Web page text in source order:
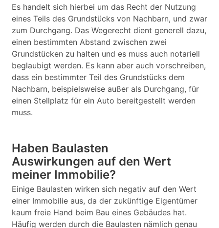
Es handelt sich hierbei um das Recht der Nutzung
eines Teils des Grundstücks von Nachbarn, und zwar
zum Durchgang. Das Wegerecht dient generell dazu,
einen bestimmten Abstand zwischen zwei
Grundstücken zu halten und es muss auch notariell
beglaubigt werden. Es kann aber auch vorschreiben,
dass ein bestimmter Teil des Grundstücks dem
Nachbarn, beispielsweise außer als Durchgang, für
einen Stellplatz für ein Auto bereitgestellt werden
muss.
Haben Baulasten
Auswirkungen auf den Wert
meiner Immobilie?
Einige Baulasten wirken sich negativ auf den Wert
einer Immobilie aus, da der zukünftige Eigentümer
kaum freie Hand beim Bau eines Gebäudes hat.
Häufig werden durch die Baulasten nämlich genau